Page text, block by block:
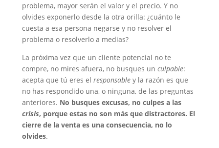
problema, mayor serán el valor y el precio. Y no
olvides exponerlo desde la otra orilla: ¿cuánto le
cuesta a esa persona negarse y no resolver el
problema o resolverlo a medias?
La próxima vez que un cliente potencial no te
compre, no mires afuera, no busques un culpable:
acepta que tú eres el responsabley la razón es que
no has respondido una, o ninguna, de las preguntas
anteriores. No busques excusas, no culpes a las
crisis, porque estas no son más que distractores. El
cierre de la venta es una consecuencia, no lo
olvides.